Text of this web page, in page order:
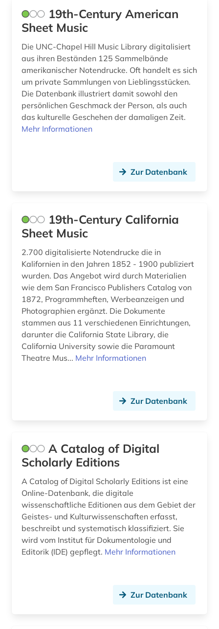
brief (7)
briefsammlung (4)
british academy (1)
british library (1)
bruckner (1)
bühnenkünstler (1)
bühnentechnik (1)
bündnerromanisch (1)
bürgerrechtsbewegung (1)
carl (1)
carl louis (1831 - 1902) (1)
carl maria von (1)
carl philipp emanuel (3)
choralbearbeitung (3)
choreographie (1)
chorgesang (1)
chormusik (3)
christoph willibald (1)
cognitive neuroscience (1)
19th-Century American
Sheet Music
Die UNC-Chapel Hill Music Library digitalisiert
aus ihren Beständen 125 Sammelbände
amerikanischer Notendrucke. Oft handelt es sich
um private Sammlungen von Lieblingsstücken.
Die Datenbank illustriert damit sowohl den
persönlichen Geschmack der Person, als auch
das kulturelle Geschehen der damaligen Zeit.
Mehr Informationen
Zur Datenbank
19th-Century California
Sheet Music
2.700 digitalisierte Notendrucke die in
Kalifornien in den Jahren 1852 - 1900 publiziert
wurden. Das Angebot wird durch Materialien
wie dem San Francisco Publishers Catalog von
1872, Programmheften, Werbeanzeigen und
Photographien ergänzt. Die Dokumente
stammen aus 11 verschiedenen Einrichtungen,
darunter die California State Library, die
California University sowie die Paramount
Theatre Mus... Mehr Informationen
Zur Datenbank
A Catalog of Digital
Scholarly Editions
A Catalog of Digital Scholarly Editions ist eine
Online-Datenbank, die digitale
wissenschaftliche Editionen aus dem Gebiet der
Geistes- und Kulturwissenschaften erfasst,
beschreibt und systematisch klassifiziert. Sie
wird vom Institut für Dokumentologie und
Editorik (IDE) gepflegt. Mehr Informationen
Zur Datenbank